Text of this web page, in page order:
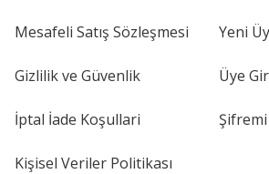
Panel Bağlantısı, Hizalama Çubuğu
Mesafeli Satış Sözleşmesi
Gizlilik ve Güvenlik
İptal İade Koşullari
Kişisel Veriler Politikası
Yeni
Üye